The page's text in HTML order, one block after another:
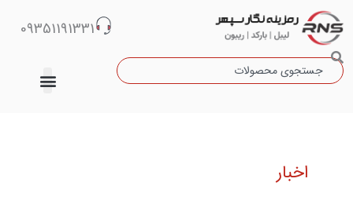
پرش
محتوا
جستجو
09351191331
اخبار